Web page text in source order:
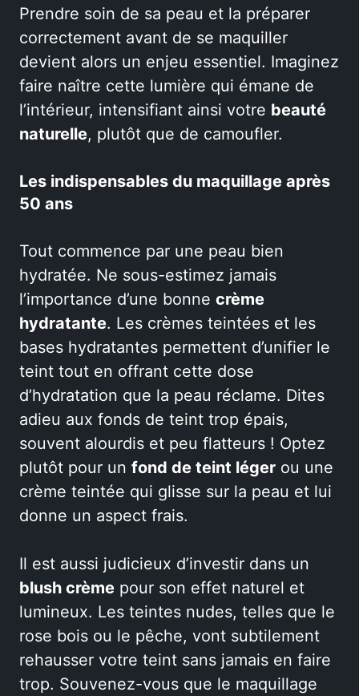
Prendre soin de sa peau et la préparer
correctement avant de se maquiller
devient alors un enjeu essentiel. Imaginez
faire naître cette lumière qui émane de
l’intérieur, intensifiant ainsi votre beauté
naturelle, plutôt que de camoufler.
Les indispensables du maquillage après
50 ans
Tout commence par une peau bien
hydratée. Ne sous-estimez jamais
l’importance d’une bonne crème
hydratante. Les crèmes teintées et les
bases hydratantes permettent d’unifier le
teint tout en offrant cette dose
d’hydratation que la peau réclame. Dites
adieu aux fonds de teint trop épais,
souvent alourdis et peu flatteurs ! Optez
plutôt pour un fond de teint léger ou une
crème teintée qui glisse sur la peau et lui
donne un aspect frais.
Il est aussi judicieux d’investir dans un
blush crème pour son effet naturel et
lumineux. Les teintes nudes, telles que le
rose bois ou le pêche, vont subtilement
rehausser votre teint sans jamais en faire
trop. Souvenez-vous que le maquillage